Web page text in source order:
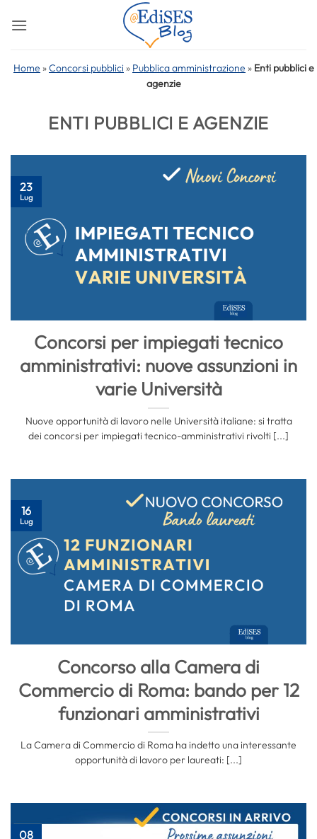
Home »Concorsi pubblici » Pubblica amministrazione » Enti pubblici e
agenzie
ENTI PUBBLICI E AGENZIE
Concorsi per impiegati tecnico
amministrativi: nuove assunzioni in
varie Università
Nuove opportunità di lavoro nelle Università italiane: si tratta
dei concorsi per impiegati tecnico-amministrativi rivolti [...]
23
Lug
Concorso alla Camera di
Commercio di Roma: bando per 12
funzionari amministrativi
La Camera di Commercio di Roma ha indetto una interessante
opportunità di lavoro per laureati: [...]
16
Lug
08